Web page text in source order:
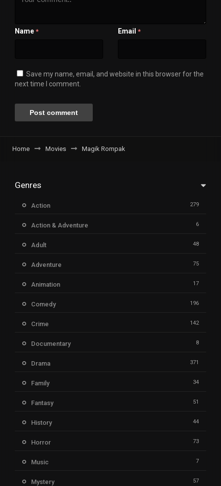
Name * Email *
Save my name, email, and website in this browser for the
next time I comment.
Home Movies Magik Rompak
Genres
Action 279
Action & Adventure 6
Adult 48
Adventure 75
Animation 17
Comedy 196
Crime 142
Documentary 8
Drama 371
Family 34
Fantasy 51
History 44
Horror 73
Music 7
Mystery 57